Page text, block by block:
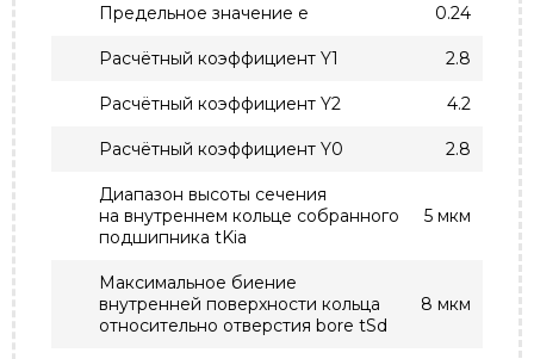
Предельное значение e 0.24
Расчётный коэффициент Y1 2.8
Расчётный коэффициент Y2 4.2
Расчётный коэффициент Y0 2.8
Диапазон высоты сечения
на внутреннем кольце собранного
подшипника tKia
5 мкм
Максимальное биение
внутренней поверхности кольца
относительно отверстия bore tSd
8 мкм